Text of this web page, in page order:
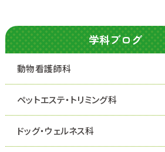
学科ブログ
動物看護師科
ペットエステ・トリミング科
ドッグ・ウェルネス科